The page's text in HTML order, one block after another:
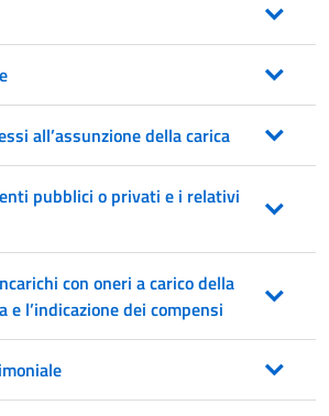
all’assunzione della carica
pubblici o privati e i relativi
con oneri a carico della
e l’indicazione dei compensi